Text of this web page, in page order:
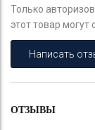
Только
этот товар могут
Написать
ОТЗЫВЫ